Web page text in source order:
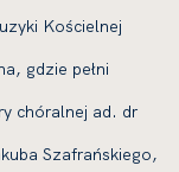
Kościelnej
gdzie pełni
chóralnej ad. dr
Szafrańskiego,